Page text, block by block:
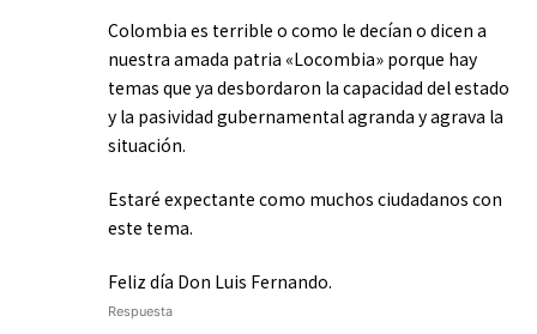
Colombia es terrible o como le decían o dicen a
nuestra amada patria «Locombia» porque hay
temas que ya desbordaron la capacidad del estado
y la pasividad gubernamental agranda y agrava la
situación.
Estaré expectante como muchos ciudadanos con
este tema.
Feliz día Don Luis Fernando.
Respuesta